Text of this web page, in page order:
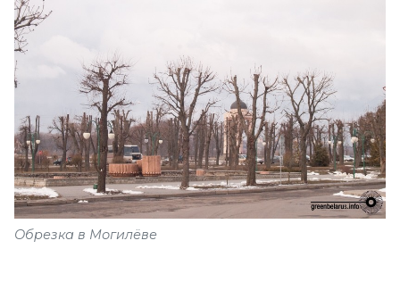
Обрезка в Могилёве